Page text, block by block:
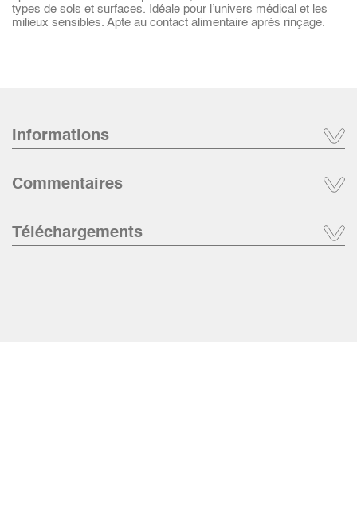
types de sols et surfaces. Idéale pour l’univers médical et les
milieux sensibles. Apte au contact alimentaire après rinçage.
Informations
Commentaires
Téléchargements